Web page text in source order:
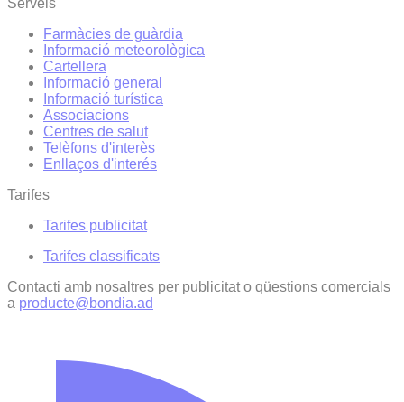
Serveis
Farmàcies de guàrdia
Informació meteorològica
Cartellera
Informació general
Informació turística
Associacions
Centres de salut
Telèfons d'interès
Enllaços d'interés
Tarifes
Tarifes publicitat
Tarifes classificats
Contacti amb nosaltres per publicitat o qüestions comercials
a producte@bondia.ad